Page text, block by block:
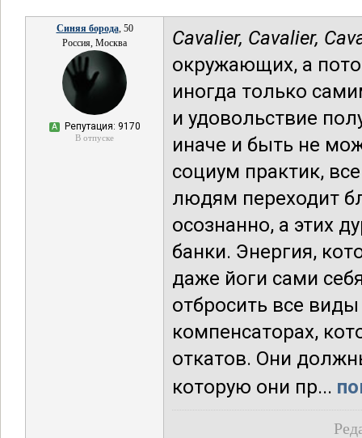
Синяя борода, 50
Россия, Москва
А Репутация: 9170
В отпуске
Cavalier, Cavalier,
окружающих, а
иногда только
и удовольствие
иначе и быть не
социум практик,
людям переходит
осознанно, а этих
банки. Энергия,
даже йоги сами
отбросить все
компенсаторах,
откатов. Они
которую они пр...